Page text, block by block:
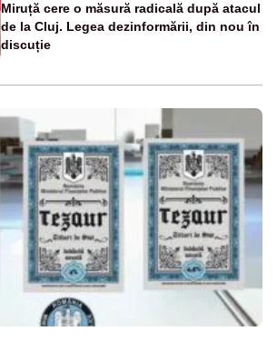
Miruță cere o măsură radicală după atacul
de la Cluj. Legea dezinformării, din nou în
discuție